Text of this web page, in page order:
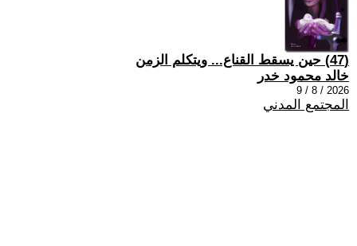
(47) حين يسقط القناع... ويتكلم الزمن
خالد محمود خدر
2026 / 8 / 9
المجتمع المدني